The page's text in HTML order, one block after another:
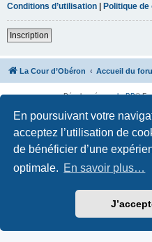
En poursuivant votre
acceptez l’utilisation de
de bénéficier d’une
optimale. En savoir plus…
Conditions d’utilisation | Politique
Inscription
La Cour d’Obéron Accueil du
Développé parphpBB®